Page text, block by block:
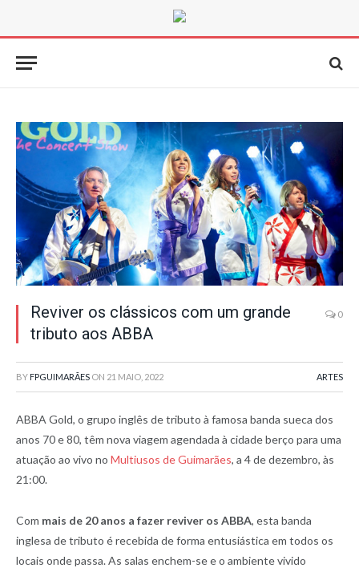
Reviver os clássicos com um grande
tributo aos ABBA
0
BY FPGUIMARÃES ON 21 MAIO, 2022 ARTES
ABBA Gold, o grupo inglês de tributo à famosa banda sueca dos
anos 70 e 80, têm nova viagem agendada à cidade berço para uma
atuação ao vivo no Multiusos de Guimarães, a 4 de dezembro, às
21:00.
Com mais de 20 anos a fazer reviver os ABBA, esta banda
inglesa de tributo é recebida de forma entusiástica em todos os
locais onde passa. As salas enchem-se e o ambiente vivido